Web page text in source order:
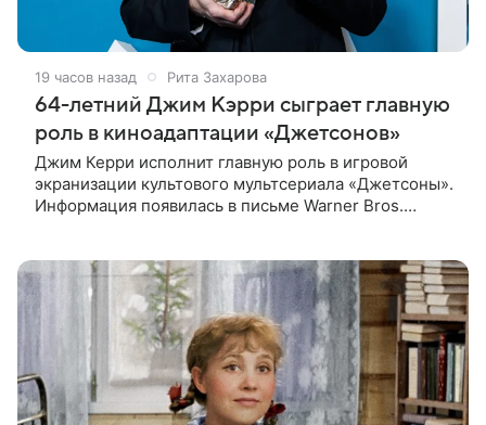
19 часов назад Рита Захарова
64-летний Джим Кэрри сыграет главную
роль в киноадаптации «Джетсонов»
Джим Керри исполнит главную роль в игровой
экранизации культового мультсериала «Джетсоны».
Информация появилась в письме Warner Bros.